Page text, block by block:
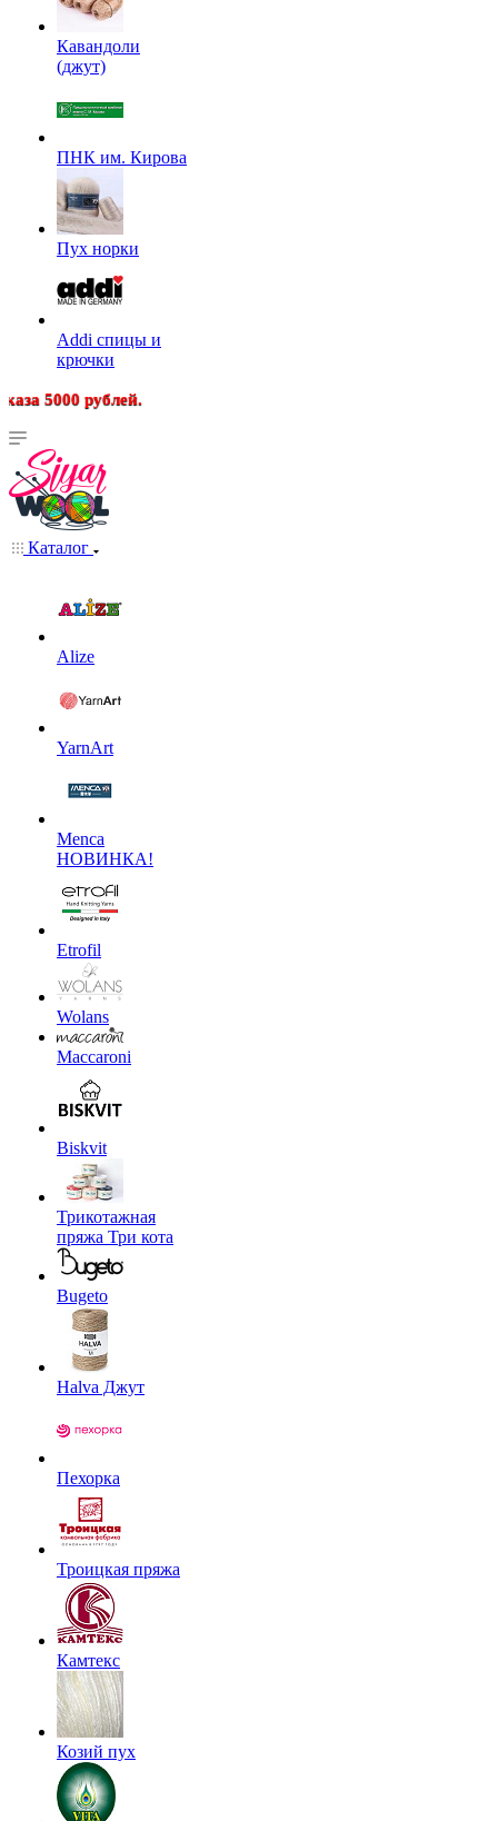
Кавандоли
(джут)
ПНК им. Кирова
Пух норки
Addi спицы и
крючки
Каталог
Alize
YarnArt
Menca
НОВИНКА!
Etrofil
Wolans
Maccaroni
Biskvit
Трикотажная
пряжа Три кота
Bugeto
Halva Джут
Пехорка
Троицкая пряжа
Камтекс
Козий пух